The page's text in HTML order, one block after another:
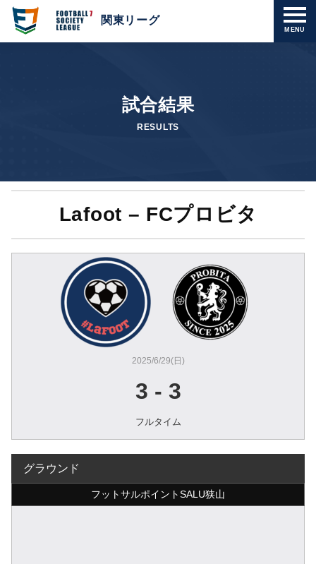
MENU
関東リーグ
試合結果
RESULTS
Lafoot – FCプロビタ
2025/6/29(日)
3 - 3
フルタイム
グラウンド
フットサルポイントSALU狭山